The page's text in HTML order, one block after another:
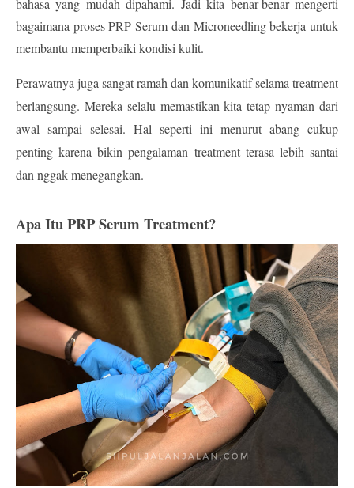
bahasa yang mudah dipahami. Jadi kita benar-benar mengerti
bagaimana proses PRP Serum dan Microneedling bekerja untuk
membantu memperbaiki kondisi kulit.
Perawatnya juga sangat ramah dan komunikatif selama treatment
berlangsung. Mereka selalu memastikan kita tetap nyaman dari
awal sampai selesai. Hal seperti ini menurut abang cukup
penting karena bikin pengalaman treatment terasa lebih santai
dan nggak menegangkan.
Apa Itu PRP Serum Treatment?